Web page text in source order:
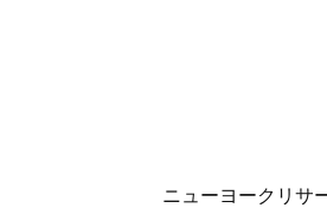
ニューヨークリサ